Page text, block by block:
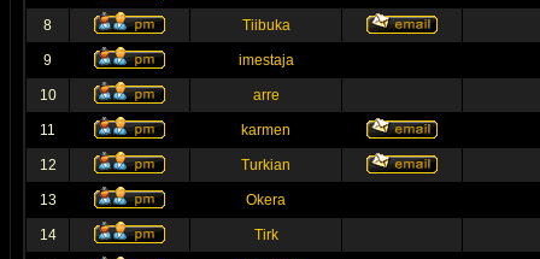
8 Tiibuka
9 imestaja
10 arre
11 karmen
12 Turkian
13 Okera
14 Tirk